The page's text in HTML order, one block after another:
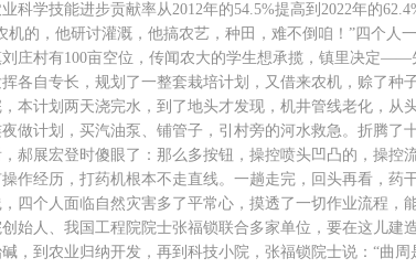
学技能进步贡献率从2012年的54.5%提高到2022年的
的，他研讨灌溉，他搞农艺，种田，难不倒咱！”四个人一
村有100亩空位，传闻农大的学生想承揽，镇里决定——
自专长，规划了一整套栽培计划，又借来农机，赊了种子
计划两天浇完水，到了地头才发现，机井管线老化，从头
计划，买汽油泵、铺管子，引村旁的河水救急。折腾了十
展宏登时傻眼了：那么多按钮，操控喷头凹凸的，操控
经历，打药机根本不走直线。一趟走完，回头再看，药干
个人面临自然灾害多了平常心，摸透了一切作业流程，
人、我国工程院院士张福锁联合多家单位，要在这儿建造
到农业归纳开发，再到科技小院，张福锁院士说：“曲周